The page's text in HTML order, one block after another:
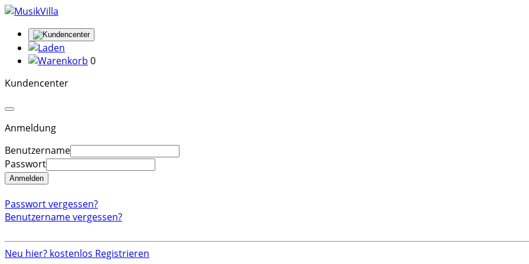
0
Kundencenter
Anmeldung
Benutzername
Passwort
Anmelden
Passwort vergessen?
Benutzername vergessen?
Neu hier? kostenlos Registrieren